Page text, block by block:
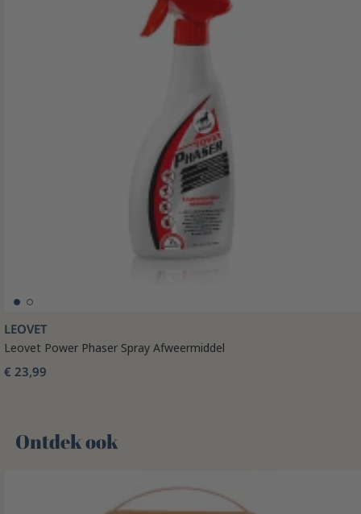
LEOVET
Leovet Power Phaser Spray Afweermiddel
€ 23,99
Ontdek ook 🌻